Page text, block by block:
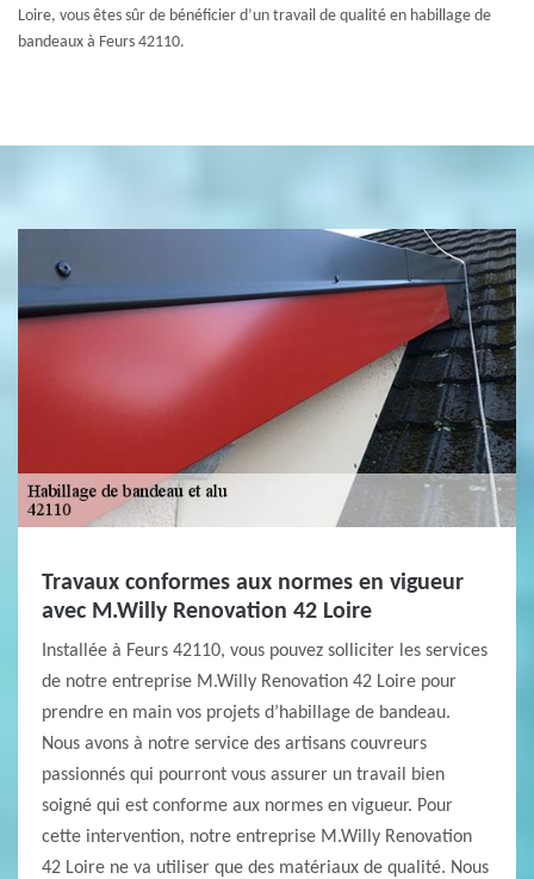
Loire, vous êtes sûr de bénéficier d’un travail de qualité en habillage de
bandeaux à Feurs 42110.
Travaux conformes aux normes en vigueur
avec M.Willy Renovation 42 Loire
Installée à Feurs 42110, vous pouvez solliciter les services
de notre entreprise M.Willy Renovation 42 Loire pour
prendre en main vos projets d’habillage de bandeau.
Nous avons à notre service des artisans couvreurs
passionnés qui pourront vous assurer un travail bien
soigné qui est conforme aux normes en vigueur. Pour
cette intervention, notre entreprise M.Willy Renovation
42 Loire ne va utiliser que des matériaux de qualité. Nous